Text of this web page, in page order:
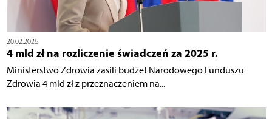
20.02.2026
4 mld zł na rozliczenie świadczeń za 2025 r.
Ministerstwo Zdrowia zasili budżet Narodowego Funduszu
Zdrowia 4 mld zł z przeznaczeniem na...